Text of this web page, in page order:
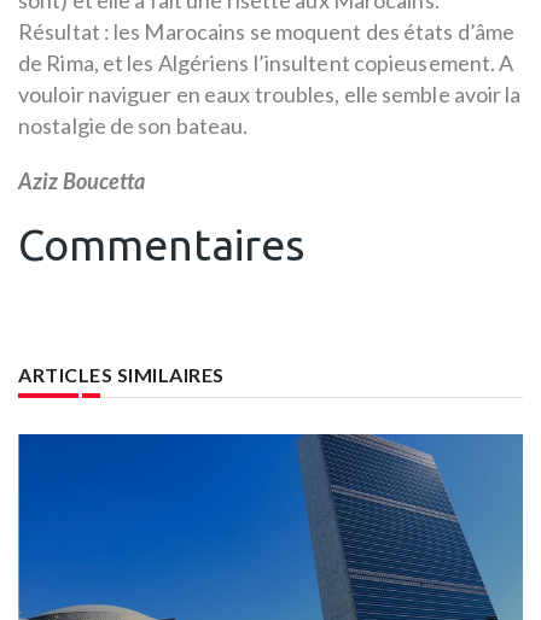
Résultat : les Marocains se moquent des états d’âme
de Rima, et les Algériens l’insultent copieusement. A
vouloir naviguer en eaux troubles, elle semble avoir la
nostalgie de son bateau.
Aziz Boucetta
Commentaires
ARTICLES SIMILAIRES